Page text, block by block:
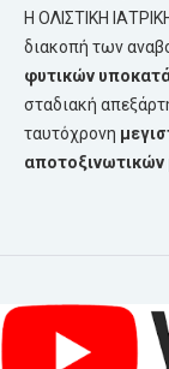
Η ΟΛΙΣΤΙΚΗ
διακοπή των
φυτικών
σταδιακή
ταυτόχρονη
αποτοξινωτικών